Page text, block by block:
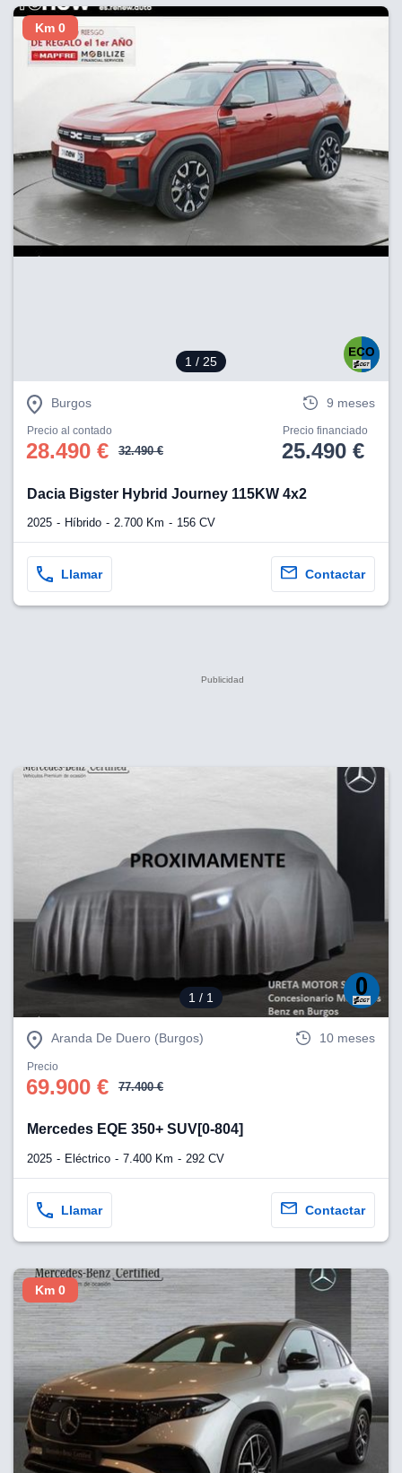
1 / 25
Km 0
Burgos 9 meses
Precio al contado
28.490 € 32.490 €
Precio financiado
25.490 €
Dacia Bigster Hybrid Journey 115KW 4x2
2025 Híbrido 2.700 Km 156 CV
Llamar Contactar
1 / 1
Aranda De Duero (Burgos) 10 meses
Precio
69.900 € 77.400 €
Mercedes EQE 350+ SUV[0-804]
2025 Eléctrico 7.400 Km 292 CV
Llamar Contactar
Km 0